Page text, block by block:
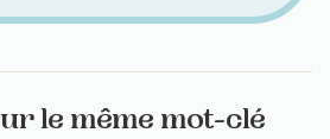
le même mot-clé